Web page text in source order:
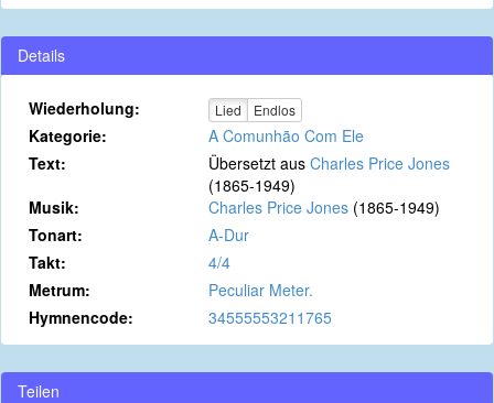
Details
Wiederholung: Lied Endlos
Kategorie:
A Comunhão Com Ele
Text:
Übersetzt aus Charles Price Jones
(1865-1949)
Musik:
Charles Price Jones (1865-1949)
Tonart:
A-Dur
Takt:
4/4
Metrum:
Peculiar Meter.
Hymnencode:
34555553211765
Teilen